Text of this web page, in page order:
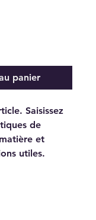
panier
Saisissez
de
et
utiles.